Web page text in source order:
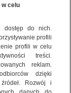
WARSZAWSKIM
w celu
dostęp do nich.
profili
profili w celu
treści.
reklam.
dzięki
Rozwój i